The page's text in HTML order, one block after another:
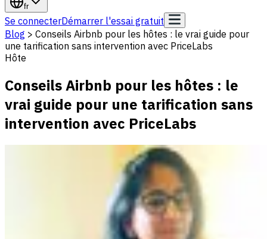
fr
Se connecterDémarrer l'essai gratuit
Blog > Conseils Airbnb pour les hôtes : le vrai guide pour
une tarification sans intervention avec PriceLabs
Hôte
Conseils Airbnb pour les hôtes : le
vrai guide pour une tarification sans
intervention avec PriceLabs